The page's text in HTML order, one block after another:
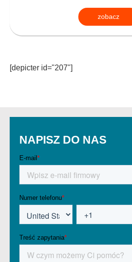
zobacz
[depicter id="207"]
NAPISZ DO NAS